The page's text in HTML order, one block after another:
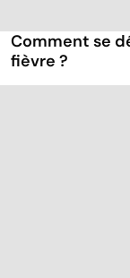
Comment se
fièvre ?